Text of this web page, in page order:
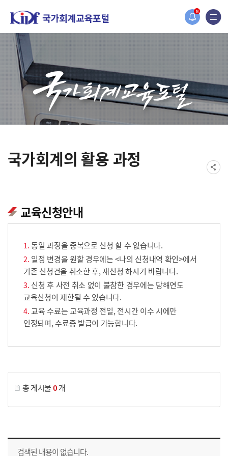
N
홈페이지가 새롭게 개편되었습니다.
한국조세재정연구원홈페이지가 새롭게 개설되었습니다.
국가회계의 활용 과정
교육신청안내
동일 과정을 중복으로 신청 할 수 없습니다.
일정 변경을 원할 경우에는 <나의 신청내역 확인>에서
기존 신청건을 취소한 후, 재신청 하시기 바랍니다.
신청 후 사전 취소 없이 불참한 경우에는 당해연도
교육신청이 제한될 수 있습니다.
교육 수료는 교육과정 전일, 전시간 이수 시에만
인정되며, 수료증 발급이 가능합니다.
총 게시물0개
교육신청 목록을 나타낸 표로 회차, 지역, 접수기간, 교육기간, 교육장소, 신청인원/모집인원, 상태로 나뉘어 설명합니다.
검색된 내용이 없습니다.